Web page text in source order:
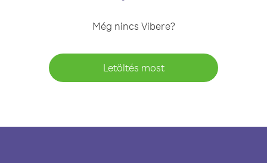
Még nincs Vibere?
Letöltés most